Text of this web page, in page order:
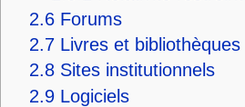
2.6 Forums
2.7 Livres et
2.8 Sites institutionnels
2.9 Logiciels